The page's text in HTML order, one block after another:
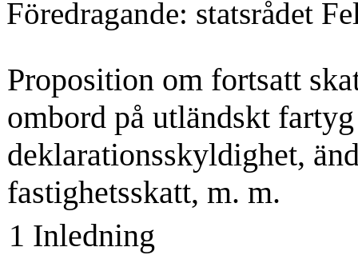
Föredragande: statsrådet
Proposition om fortsatt
ombord på utländskt
deklarationsskyldighet,
fastighetsskatt, m. m.
1 Inledning